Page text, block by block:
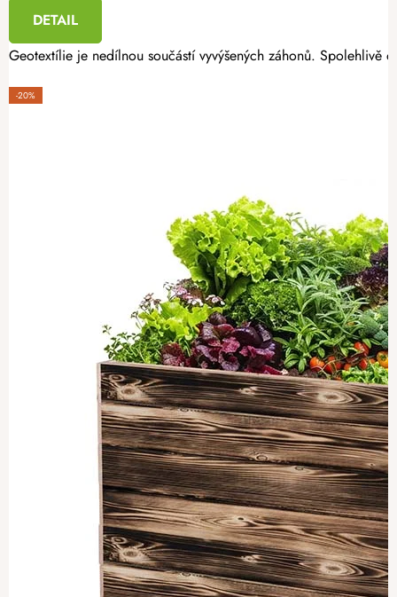
DETAIL
Geotextílie je nedílnou součástí vyvýšených záhonů.
-20%